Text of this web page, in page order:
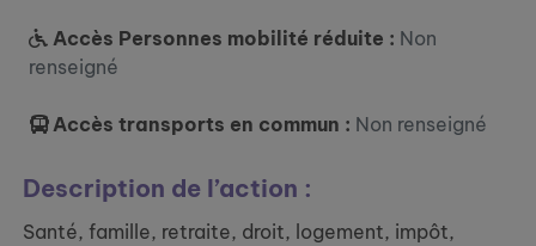
Accès Personnes mobilité réduite : Non
renseigné
Accès transports en commun : Non renseigné
Description de l’action :
Santé, famille, retraite, droit, logement, impôt,